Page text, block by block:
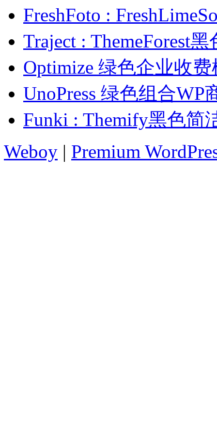
FreshFoto :
Traject : ThemeForest
Optimize 绿色企业收
UnoPress 绿色组合WP
Funki : Themify黑色简
Weboy | Premium